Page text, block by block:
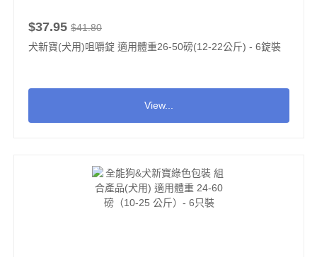
$37.95 $41.80
犬新寶(犬用)咀嚼錠 適用體重26-50磅(12-22公斤) - 6錠裝
View...